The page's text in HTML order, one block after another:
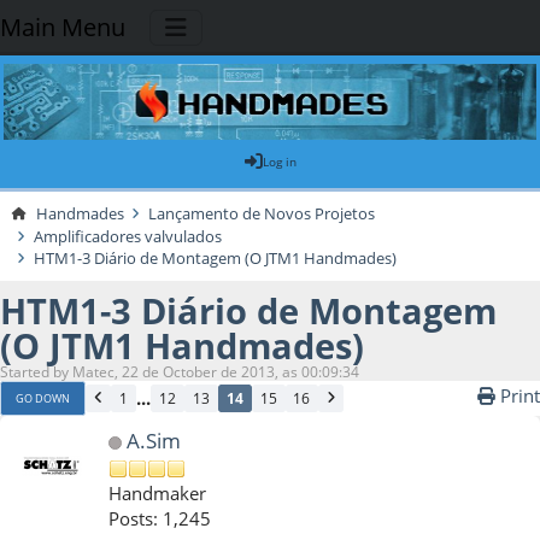
Main Menu
Log in
Handmades
Lançamento de Novos Projetos
Amplificadores valvulados
HTM1-3 Diário de Montagem (O JTM1 Handmades)
HTM1-3 Diário de Montagem
(O JTM1 Handmades)
Started by Matec, 22 de October de 2013, as 00:09:34
GO DOWN 1 ... 12 13 14 15 16 Print
A.Sim
Handmaker
Posts: 1,245